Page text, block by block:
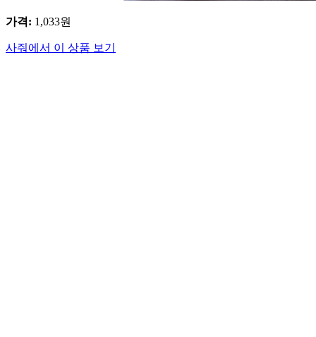
가격: 1,033원
사줘에서 이 상품 보기